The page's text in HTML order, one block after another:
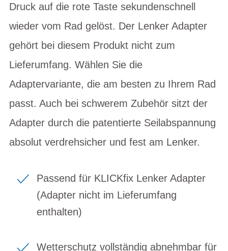
Druck auf die rote Taste sekundenschnell
wieder vom Rad gelöst. Der Lenker Adapter
gehört bei diesem Produkt nicht zum
Lieferumfang. Wählen Sie die
Adaptervariante, die am besten zu Ihrem Rad
passt. Auch bei schwerem Zubehör sitzt der
Adapter durch die patentierte Seilabspannung
absolut verdrehsicher und fest am Lenker.
Passend für KLICKfix Lenker Adapter
(Adapter nicht im Lieferumfang
enthalten)
Wetterschutz vollständig abnehmbar für